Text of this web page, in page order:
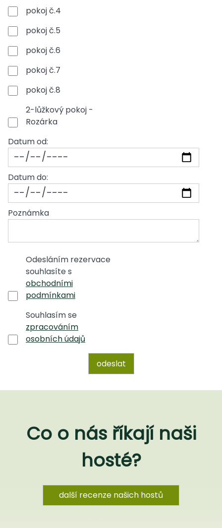
pokoj č.4
pokoj č.5
pokoj č.6
pokoj č.7
pokoj č.8
2-lůžkový pokoj -
Rozárka
Datum od:
Datum do:
Poznámka
Odesláním rezervace
souhlasíte s
obchodními
podmínkami
Souhlasím se
zpracováním
osobních údajů
Co o nás říkají naši
hosté?
další recenze našich hostů